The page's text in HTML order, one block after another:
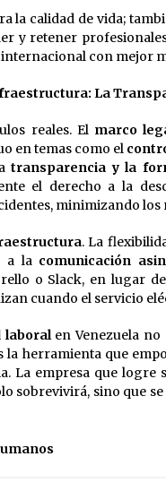
la calidad de vida;
y retener
con mejor
La
reales. El marco
en temas como el
transparencia y la
el derecho a la
minimizando los
. La
a la comunicación
o Slack, en lugar
cuando el servicio
laboralen Venezuela no
herramienta que
La empresa que
sobrevivirá, sino que